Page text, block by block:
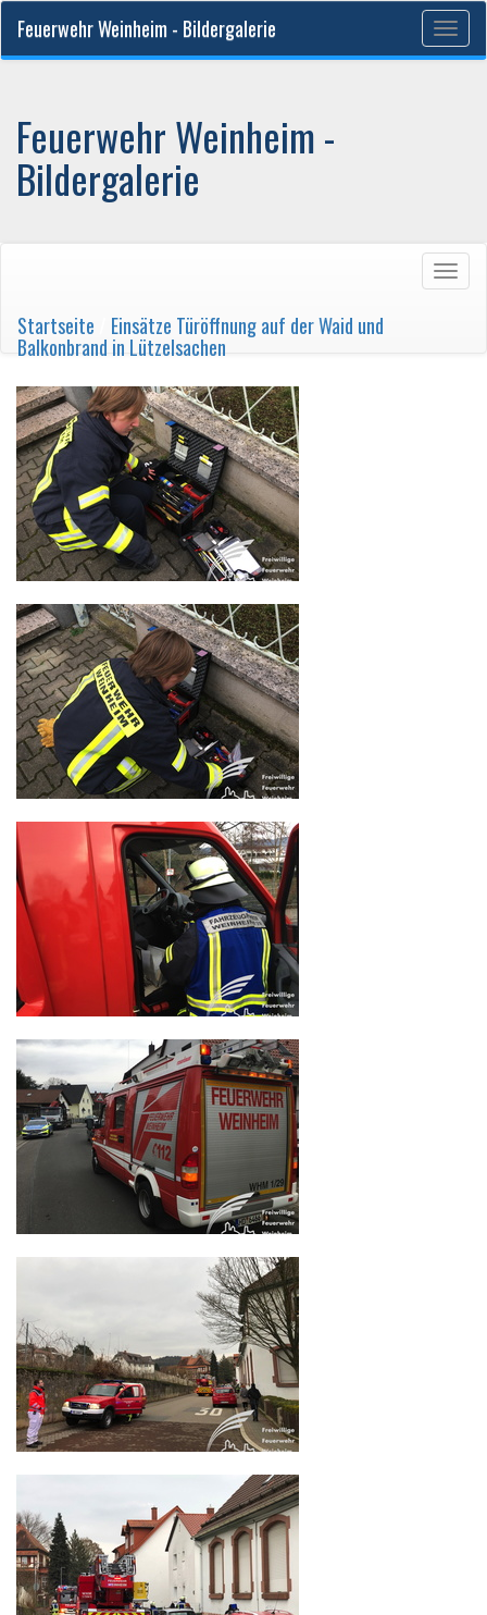
Feuerwehr Weinheim - Bildergalerie
Feuerwehr Weinheim -
Bildergalerie
Startseite Einsätze Türöffnung auf der Waid und
Balkonbrand in Lützelsachen